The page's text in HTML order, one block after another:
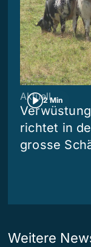
2 Min
Aktuell
richtet in
grosse
Weitere